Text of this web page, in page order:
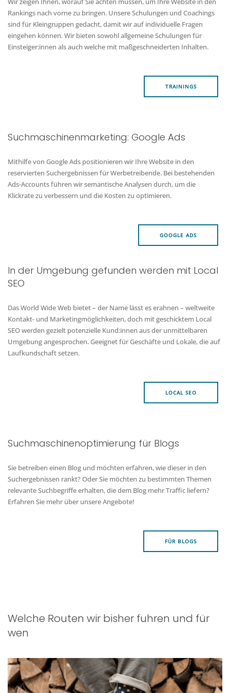
Rankings nach vorne zu bringen. Unsere Schulungen und Coachings
sind für Kleingruppen gedacht, damit wir auf individuelle Fragen
eingehen können. Wir bieten sowohl allgemeine Schulungen für
Einsteiger:innen als auch welche mit maßgeschneiderten Inhalten.
TRAININGS
Suchmaschinenmarketing: Google Ads
Mithilfe von Google Ads positionieren wir Ihre Website in den
reservierten Suchergebnissen für Werbetreibende. Bei bestehenden
Ads-Accounts führen wir semantische Analysen durch, um die
Klickrate zu verbessern und die Kosten zu optimieren.
GOOGLE ADS
In der Umgebung gefunden werden mit Local
SEO
Das World Wide Web bietet – der Name lässt es erahnen – weltweite
Kontakt- und Marketingmöglichkeiten, doch mit geschicktem Local
SEO werden gezielt potenzielle Kund:innen aus der unmittelbaren
Umgebung angesprochen. Geeignet für Geschäfte und Lokale, die auf
Laufkundschaft setzen.
LOCAL SEO
Suchmaschinenoptimierung für Blogs
Sie betreiben einen Blog und möchten erfahren, wie dieser in den
Suchergebnissen rankt? Oder Sie möchten zu bestimmten Themen
relevante Suchbegriffe erhalten, die dem Blog mehr Traffic liefern?
Erfahren Sie mehr über unsere Angebote!
FÜR BLOGS
Welche Routen wir bisher fuhren und für
wen